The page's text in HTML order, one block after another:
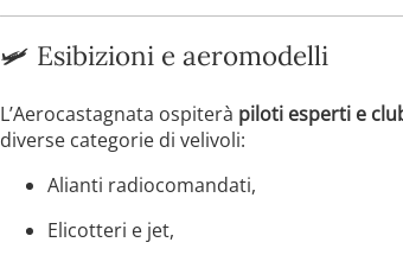
🛩️ Esibizioni e aeromodelli
L’Aerocastagnata ospiterà piloti esperti e
diverse categorie di velivoli:
Alianti radiocomandati,
Elicotteri e jet,